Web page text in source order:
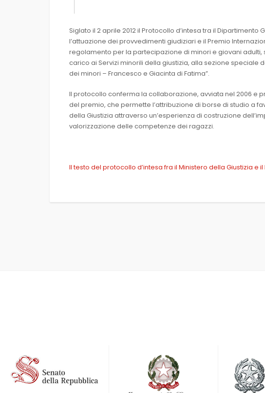
Siglato il 2 aprile 2012 il Protocollo d’intesa tra il Dipartimento
l’attuazione dei provvedimenti giudiziari e il Premio
regolamento per la partecipazione di minori e giovani
carico ai Servizi minorili della giustizia, alla sezione speciale
dei minori – Francesco e Giacinta di Fatima”.
Il protocollo conferma la collaborazione, avviata nel 2006 e
del premio, che permette l’attribuzione di borse di studio a
della Giustizia attraverso un’esperienza di costruzione
valorizzazione delle competenze dei ragazzi.
Il testo del protocollo d’intesa fra il Ministero della Giustizia e